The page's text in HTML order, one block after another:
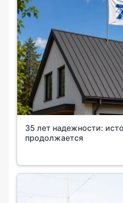
35 лет надежности:
продолжается